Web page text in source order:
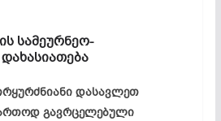
სამეურნეო-
დასავლეთ
გავრცელებული